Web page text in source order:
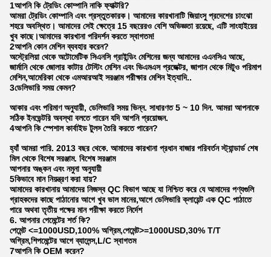
1আপনি কি ট্রেডিং কোম্পানি নাকি ফ্যাক্টরি?
আমরা ট্রেডিং কোম্পানি এবং প্রস্তুতকারক। আমাদের কারখানাটি জিয়াংসু প্রদেশের চাংঝো
শহরে অবস্থিত। আমাদের সেই ক্ষেত্রে 15 বছরেরও বেশি অভিজ্ঞতা রয়েছে, এটি সাংহাইয়ের
খুব কাছে।আমাদের কারখানা পরিদর্শন করতে স্বাগতম!
2আপনি কোন মেশিন ব্যবহার করেন?
অস্ট্রেলিয়া থেকে অটোমেটিক সিএনসি গ্রাইন্ডিং মেশিনের জন্য আমাদের এএনসিএ আছে,
জার্মানি থেকে জোলার কাটার টেস্টিং মেশিন এবং ভিএমএস প্রজেক্টর, জাপান থেকে মিটুও পরিমাপ
মেশিন,আমেরিকা থেকে এমআরআই সরঞ্জাম পরীক্ষার মেশিন ইত্যাদি..
3ডেলিভারি সময় কেমন?
আকার এবং পরিমাণ অনুযায়ী, ডেলিভারি সময় ভিন্ন. সাধারণত 5 ~ 10 দিন. আমরা আপনাকে
সঠিক ইনভেন্টরি অবস্থা বলতে পারেন যদি আপনি প্রয়োজন.
4আপনি কি স্পেশাল কার্বাইড টুলস তৈরি করতে পারেন?
হ্যাঁ আমরা পারি. 2013 বছর থেকে. আমাদের কারখানা প্রধান বাজার পরিবর্তন স্ট্যান্ডার্ড শেষ
মিল থেকে বিশেষ সরঞ্জাম. বিশেষ সরঞ্জাম
আপনার অঙ্কন এবং নমুনা অনুযায়ী
5কিভাবে মান নিয়ন্ত্রণ করা যায়?
আমাদের কারখানায় আমাদের নিজস্ব QC বিভাগ আছে যা নিশ্চিত করে যে আমাদের পণ্যগুলি
গ্রাহকদের কাছে পাঠানোর আগে খুব ভাল মানের,আগে ডেলিভারি ক্লায়েন্ট এক QC পাঠাতে
পারে অথবা তৃতীয় পক্ষের মান পরীক্ষা করতে নির্দেশ
6. আপনার পেমেন্টের শর্ত কি?
পেমেন্ট <=1000USD,100% অগ্রিম,পেমেন্ট>=1000USD,30% T/T
অগ্রিম,শিপমেন্টের আগে ব্যালেন্স,L/C স্বাগতম
7আপনি কি OEM করেন?